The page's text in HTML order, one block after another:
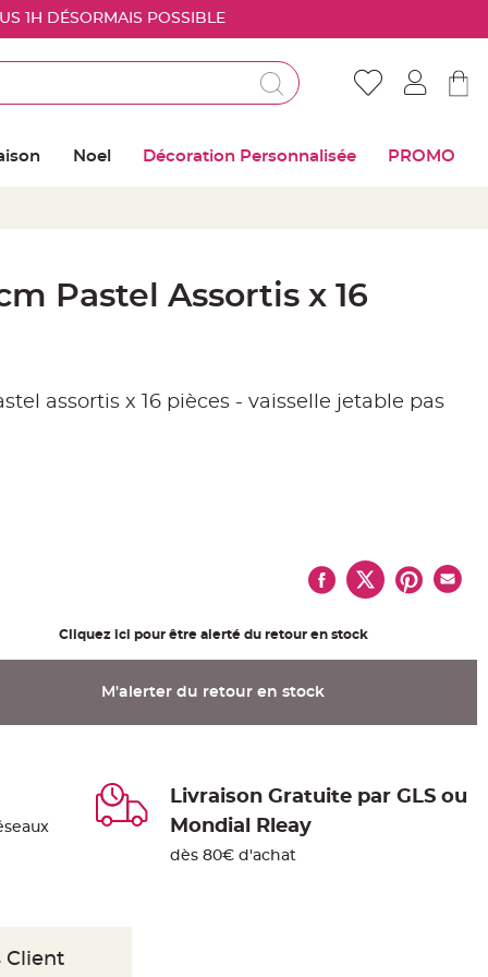
1H DÉSORMAIS POSSIBLE
Créer mon compte
Noel Décoration Personnalisée PROMO
Pastel Assortis x 16
assortis x 16 pièces - vaisselle jetable pas
Cliquez ici pour être alerté du retour en stock
M'alerter du retour en stock
Livraison Gratuite par GLS ou
Mondial Rleay
dès 80€ d'achat
Client